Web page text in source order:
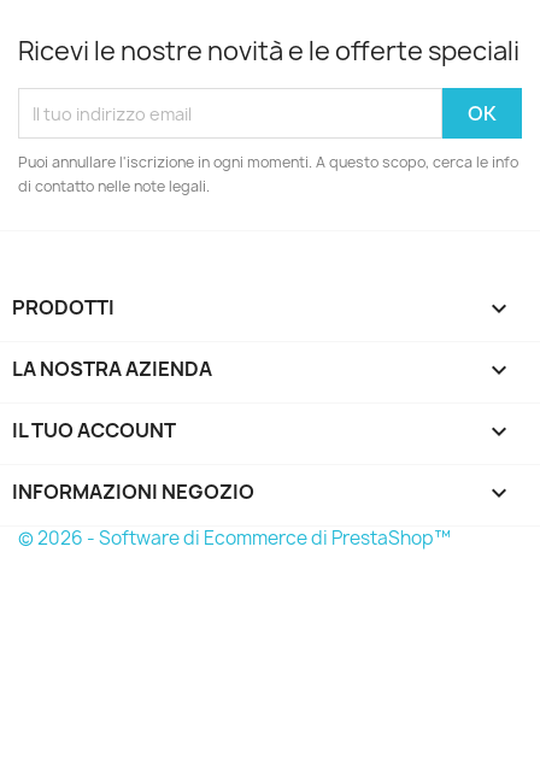
Ricevi le nostre novità e le offerte speciali
Puoi annullare l'iscrizione in ogni momenti. A questo scopo, cerca le info
di contatto nelle note legali.
PRODOTTI 
LA NOSTRA AZIENDA 
IL TUO ACCOUNT 
INFORMAZIONI NEGOZIO keyboard_arrow_down
© 2026 - Software di Ecommerce di PrestaShop™